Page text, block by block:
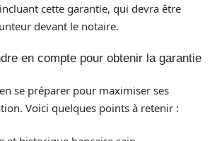
cette garantie, qui devra être
devant le notaire.
en compte pour obtenir la garantie
se préparer pour maximiser ses
Voici quelques points à retenir :